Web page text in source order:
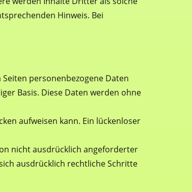
Hinweis. Bei
personenbezogene Daten
Basis. Diese Daten werden ohne
aufweisen kann. Ein lückenloser
nicht ausdrücklich angeforderter
ausdrücklich rechtliche Schritte